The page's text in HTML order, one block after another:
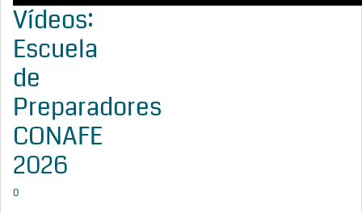
Vídeos:
Escuela
de
Preparadores
CONAFE
2026
0